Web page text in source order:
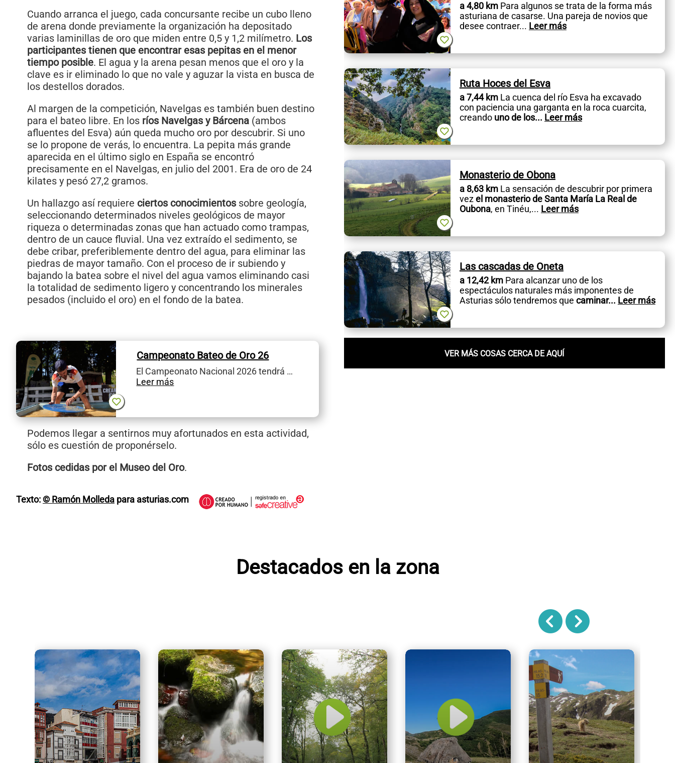
Cuando arranca el juego, cada concursante recibe un cubo lleno
de arena donde previamente la organización ha depositado
varias laminillas de oro que miden entre 0,5 y 1,2 milímetro. Los
participantes tienen que encontrar esas pepitas en el menor
tiempo posible. El agua y la arena pesan menos que el oro y la
clave es ir eliminado lo que no vale y aguzar la vista en busca de
los destellos dorados.
Al margen de la competición, Navelgas es también buen destino
para el bateo libre. En los ríos Navelgas y Bárcena (ambos
afluentes del Esva) aún queda mucho oro por descubrir. Si uno
se lo propone de verás, lo encuentra. La pepita más grande
aparecida en el último siglo en España se encontró
precisamente en el Navelgas, en julio del 2001. Era de oro de 24
kilates y pesó 27,2 gramos.
Un hallazgo así requiere ciertos conocimientossobre geología,
seleccionando determinados niveles geológicos de mayor
riqueza o determinadas zonas que han actuado como trampas,
dentro de un cauce fluvial. Una vez extraído el sedimento, se
debe cribar, preferiblemente dentro del agua, para eliminar las
piedras de mayor tamaño. Con el proceso de ir subiendo y
bajando la batea sobre el nivel del agua vamos eliminando casi
la totalidad de sedimento ligero y concentrando los minerales
pesados (incluido el oro) en el fondo de la batea.
Campeonato Bateo de Oro 26
El Campeonato Nacional 2026 tendrá …
Leer más
Podemos llegar a sentirnos muy afortunados en esta actividad,
sólo es cuestión de proponérselo.
Fotos cedidas por el Museo del Oro.
Texto:© Ramón Molleda para asturias.com
a 4,80 kmPara algunos se trata de la forma más
asturiana de casarse. Una pareja de novios que
desee contraer... Leer más
Ruta Hoces del Esva
a 7,44 kmLa cuenca del río Esva ha excavado
con paciencia una garganta en la roca cuarcita,
creando uno de los... Leer más
Monasterio de Obona
a 8,63 kmLa sensación de descubrir por primera
vezel monasterio de Santa María La Real de
Oubona, en Tinéu,... Leer más
Las cascadas de Oneta
a 12,42 kmPara alcanzar uno de los
espectáculos naturales más imponentes de
Asturias sólo tendremos que caminar... Leer más
VER MÁS COSAS CERCA DE AQUÍ
Destacados en la zona